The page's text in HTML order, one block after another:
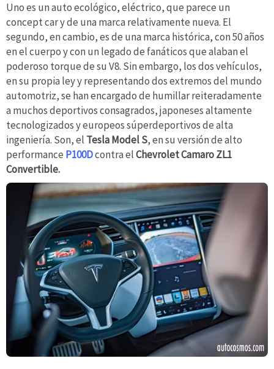
Uno es un auto ecológico, eléctrico, que parece un
concept car y de una marca relativamente nueva. El
segundo, en cambio, es de una marca histórica, con 50 años
en el cuerpo y con un legado de fanáticos que alaban el
poderoso torque de su V8. Sin embargo, los dos vehículos,
en su propia ley y representando dos extremos del mundo
automotriz, se han encargado de humillar reiteradamente
a muchos deportivos consagrados, japoneses altamente
tecnologizados y europeos súperdeportivos de alta
ingeniería. Son, el Tesla Model S, en su versión de alto
performance P100Dcontra elChevrolet Camaro ZL1
Convertible.